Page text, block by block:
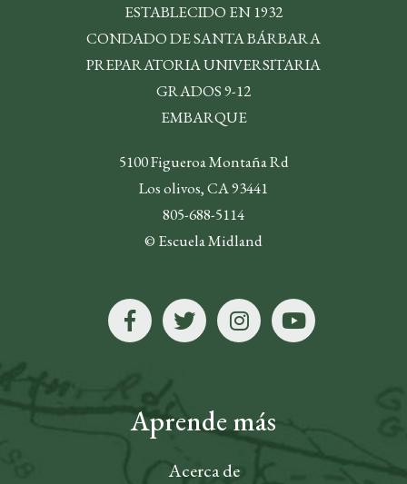
ESTABLECIDO EN 1932
CONDADO DE SANTA BÁRBARA
PREPARATORIA UNIVERSITARIA
GRADOS 9-12
EMBARQUE
5100 Figueroa Montaña Rd
Los olivos, CA 93441
805-688-5114
© Escuela Midland
Aprende más
Acerca de